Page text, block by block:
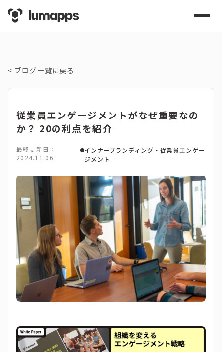
< ブログ一覧に戻る
従業員エンゲージメントがなぜ重要なの
か？ 20の利点を紹介
最終更新日：
2024.11.06
インナーブランディング・従業員エンゲー
ジメント